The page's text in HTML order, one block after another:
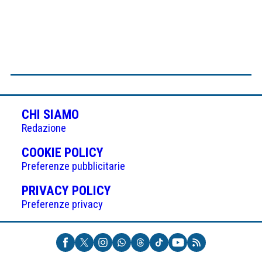
CHI SIAMO
Redazione
COOKIE POLICY(APRE
IN
UNA
NUOVA
Preferenze pubblicitarie
PRIVACY POLICY(APRE
UNA
NUOVA
SCHEDA)
Preferenze privacy